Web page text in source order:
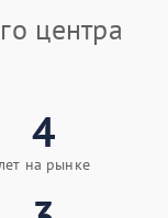
центра
4
на рынке